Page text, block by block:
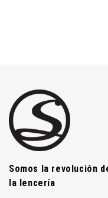
Santísimas Ropa Intima
Somos la revolución
la lencería